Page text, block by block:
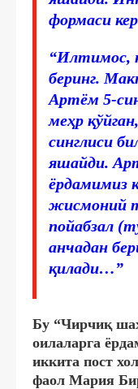
формаси
“Илтимос,
беринг.
Артём 5-
меҳр
синглиси
яшайди.
ёрдамимиз
жисмоний
пойабзал
анчадан
қилади…”
Бу “Чирчиқ
оилаларга
иккита пост
фаол Мария